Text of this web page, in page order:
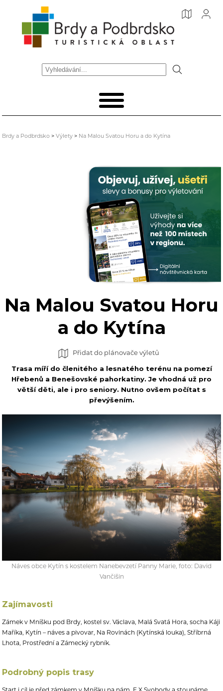
Brdy a Podbrdsko >Výlety > Na Malou Svatou Horu a do Kytína
Na Malou Svatou Horu
a do Kytína
Přidat do plánovače výletů
Trasa míří do členitého a lesnatého terénu na pomezí
Hřebenů a Benešovské pahorkatiny. Je vhodná už pro
větší děti, ale i pro seniory. Nutno ovšem počítat s
převýšením.
Náves obce Kytín s kostelem Nanebevzetí Panny Marie, foto: David
Vančišin
Zajímavosti
Zámek v Mníšku pod Brdy, kostel sv. Václava, Malá Svatá Hora, socha Káji
Maříka, Kytín – náves a pivovar, Na Rovinách (Kytínská louka), Stříbrná
Lhota, Prostřední a Zámecký rybník.
Podrobný popis trasy